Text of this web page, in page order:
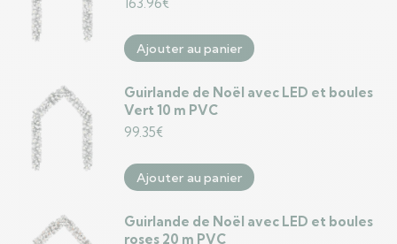
Ajouter au panier
Guirlande de Noël avec LED et boules
Vert 10 m PVC
99.35€
Ajouter au panier
Guirlande de Noël avec LED et boules
roses 20 m PVC